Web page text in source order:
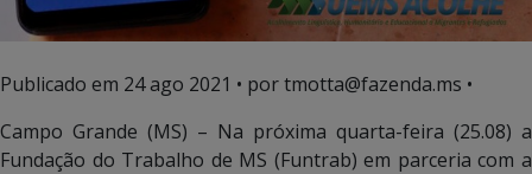
Publicado em 24 ago 2021 • por tmotta@fazenda.ms •
Campo Grande (MS) – Na próxima quarta-feira (25.08) a
Fundação do Trabalho de MS (Funtrab) em parceria com a